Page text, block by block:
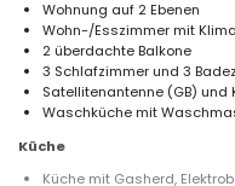
Wohnung auf 2 Ebenen
Wohn-/Esszimmer mit
2 überdachte Balkone
3 Schlafzimmer und 3
Satellitenantenne (GB) und
Waschküche mit
Küche
Küche mit Gasherd,